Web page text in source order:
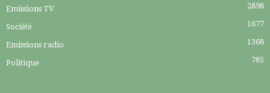
Emissions TV 2898
Société 1677
Emissions radio 1368
Politique 785